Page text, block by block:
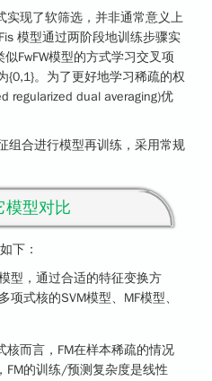
实现了软筛选，并非通常意义上
模型通过两阶段地训练步骤实
FwFW模型的方式学习交叉项
{0,1}。为了更好地学习稀疏的权
regularized dual averaging)优
组合进行模型再训练，采用常规
模型对比
下：
型，通过合适的特征变换方
项式核的SVM模型、MF模型、
核而言，FM在样本稀疏的情况
FM的训练/预测复杂度是线性